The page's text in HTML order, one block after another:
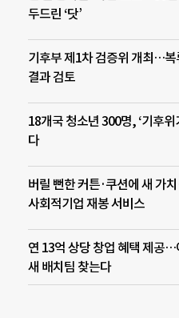
두드린 ‘닷’
기후부 제1차 검증위 개최…복
결과 검토
18개국 청소년 300명, ‘기후위
다
버릴 뻔한 커튼·쿠션에 새 가
사회적기업 재봉 서비스
연 13억 상당 창업 혜택 제공…
새 배치팀 찾는다